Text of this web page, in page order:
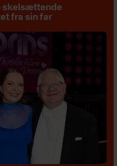
skelsættende
fra sin far